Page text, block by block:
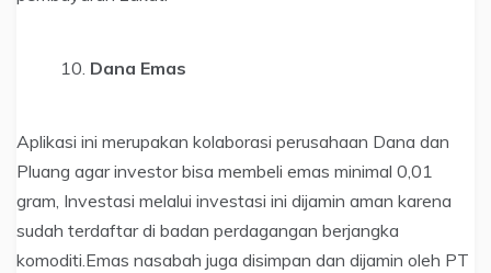
Dana Emas
Aplikasi ini merupakan kolaborasi perusahaan Dana dan
Pluang agar investor bisa membeli emas minimal 0,01
gram, Investasi melalui investasi ini dijamin aman karena
sudah terdaftar di badan perdagangan berjangka
komoditi.Emas nasabah juga disimpan dan dijamin oleh PT